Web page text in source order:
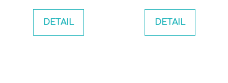
DETAIL DETAIL